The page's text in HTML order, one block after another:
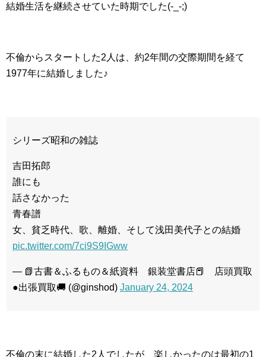
結婚生活を継続させていた時期でした(-_-;)
不倫からスタートした2人は、約2年間の交際期間を経て
1977年に結婚しました♪
シリーズ昭和の雑誌
吉田拓郎
誰にも
話さなかった
青春譜
女、貧乏時代、歌、離婚、そして浅田美代子との結婚
pic.twitter.com/7ci9S9IGww
— 📗古書＆ふるもの＆紙資料 銀装堂書店📕 店頭買取
●出張買取🚚 (@ginshod) January 24, 2024
不倫の末に結婚した2人でしたが、楽しかったのは最初の1